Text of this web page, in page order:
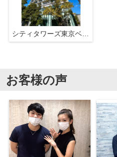
シティタワーズ東京ベイ ウエストタワー
お客様の声